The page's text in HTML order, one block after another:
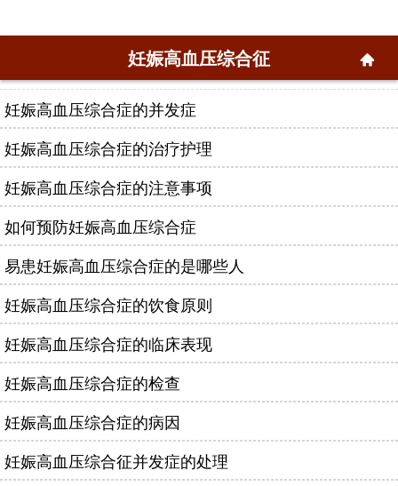
妊娠高血压综合征
妊娠高血压综合症的并发症
妊娠高血压综合症的治疗护理
妊娠高血压综合症的注意事项
如何预防妊娠高血压综合症
易患妊娠高血压综合症的是哪些人
妊娠高血压综合症的饮食原则
妊娠高血压综合症的临床表现
妊娠高血压综合症的检查
妊娠高血压综合症的病因
妊娠高血压综合征并发症的处理